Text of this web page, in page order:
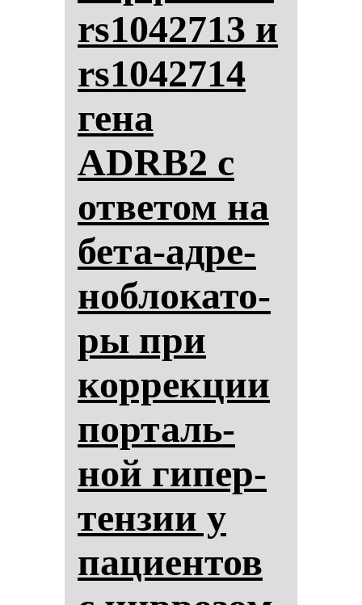
rs1042713 и
rs1042714
ге­на
ADRB2 с
от­ве­том на
бе­та-ад­ре­
ноб­ло­ка­то­
ры при
кор­рек­ции
пор­таль­
ной ги­пер­
тен­зии у
па­ци­ен­тов